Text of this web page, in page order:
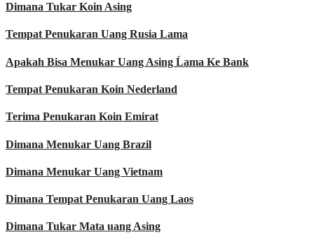
Dimana Tukar Koin Asing
Tempat Penukaran Uang Rusia Lama
Apakah Bisa Menukar Uang Asing Ĺama Ke Bank
Tempat Penukaran Koin Nederland
Terima Penukaran Koin Emirat
Dimana Menukar Uang Brazil
Dimana Menukar Uang Vietnam
Dimana Tempat Penukaran Uang Laos
Dimana Tukar Mata uang Asing